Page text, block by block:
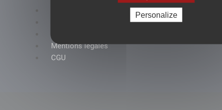
Personalize
Mentions légales
CGU